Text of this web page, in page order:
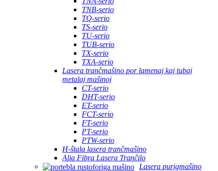
TNB-serio
TQ-serio
TS-serio
TU-serio
TUB-serio
TX-serio
TXA-serio
Lasera tranĉmaŝino por lamenaj kaj tubaj
metalaj maŝinoj
CT-serio
DHT-serio
ET-serio
FCT-serio
FT-serio
PT-serio
PTW-serio
H-ŝtala lasera tranĉmaŝino
Alia Fibra Lasera Tranĉilo
Lasera purigmaŝino